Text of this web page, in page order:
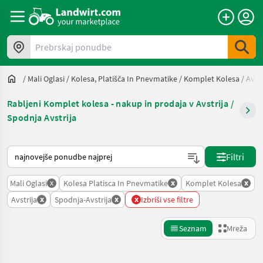
Prebrskaj ponudbe
/ Mali Oglasi / Kolesa, Platišča In Pnevmatike / Komplet Kolesa /
Rabljeni Komplet kolesa - nakup in prodaja v Avstrija /
Spodnja Avstrija
Tako je razvrščeno na Landwirt.com
Filtri
Mali Oglasi x Kolesa Platisca In Pnevmatike x Komplet Kolesa x
Avstrija x Spodnja-Avstrija x x Izbriši vse filtre
Seznam Mreža